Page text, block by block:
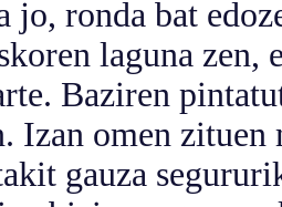
jo, ronda bat
laguna zen,
Baziren
Izan omen
gauza